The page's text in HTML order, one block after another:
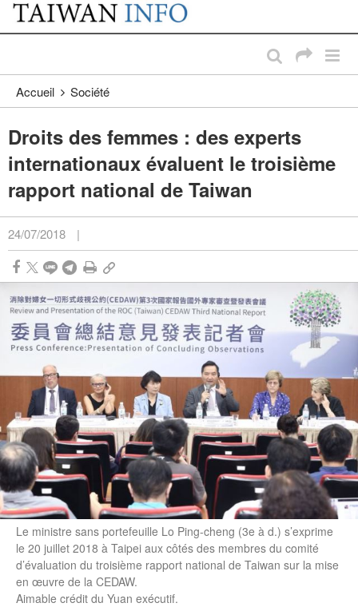
Passer au contenu principal
:::
Accueil Société
Droits des femmes : des experts
internationaux évaluent le troisième
rapport national de Taiwan
24/07/2018 |
Le ministre sans portefeuille Lo Ping-cheng (3e à d.) s’exprime
le 20 juillet 2018 à Taipei aux côtés des membres du comité
d’évaluation du troisième rapport national de Taiwan sur la mise
en œuvre de la CEDAW.
Aimable crédit du Yuan exécutif.